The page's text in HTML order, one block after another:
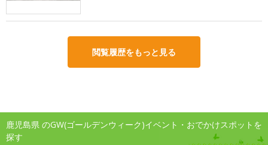
閲覧履歴をもっと見る
鹿児島県 のGW(ゴールデンウィーク)イベント・おでかけスポットを
探す